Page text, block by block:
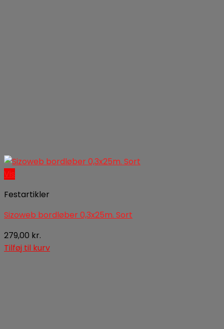
Festartikler
Sizoweb bordløber 0,3x25m. Sort
279,00 kr.
Tilføj til kurv